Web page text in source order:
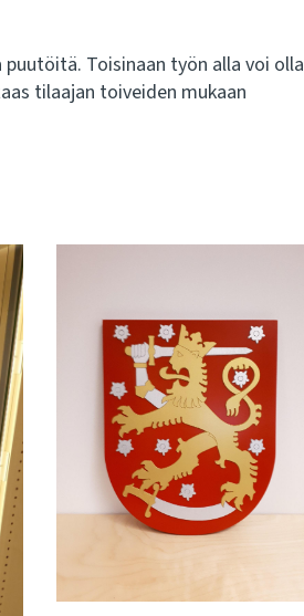
Toisinaan työn alla voi olla
tilaajan toiveiden mukaan